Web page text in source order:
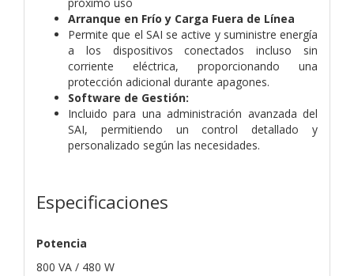
Arranque en Frío y Carga Fuera de Línea
Permite que el SAI se active y suministre energía
a los dispositivos conectados incluso sin
corriente eléctrica, proporcionando una
protección adicional durante apagones.
Software de Gestión:
Incluido para una administración avanzada del
SAI, permitiendo un control detallado y
personalizado según las necesidades.
Especificaciones
Potencia
800 VA / 480 W